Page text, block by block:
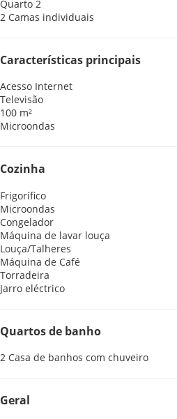
Quarto 2
2 Camas individuais
Características principais
Acesso Internet
Televisão
100 m²
Microondas
Cozinha
Frigorífico
Microondas
Congelador
Máquina de lavar louça
Louça/Talheres
Máquina de Café
Torradeira
Jarro eléctrico
Quartos de banho
2 Casa de banhos com chuveiro
Geral